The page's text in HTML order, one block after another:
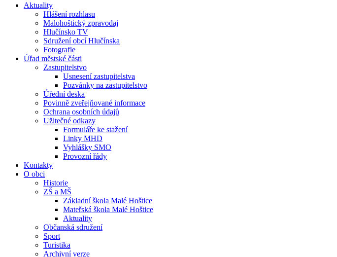
Aktuality
Hlášení rozhlasu
Malohoštický zpravodaj
Hlučínsko TV
Sdružení obcí Hlučínska
Fotografie
Úřad městské části
Zastupitelstvo
Usnesení zastupitelstva
Pozvánky na zastupitelstvo
Úřední deska
Povinně zveřejňované informace
Ochrana osobních údajů
Užitečné odkazy
Formuláře ke stažení
Linky MHD
Vyhlášky SMO
Provozní řády
Kontakty
O obci
Historie
ZŠ a MŠ
Základní škola Malé Hoštice
Mateřská škola Malé Hoštice
Aktuality
Občanská sdružení
Sport
Turistika
Archivní verze